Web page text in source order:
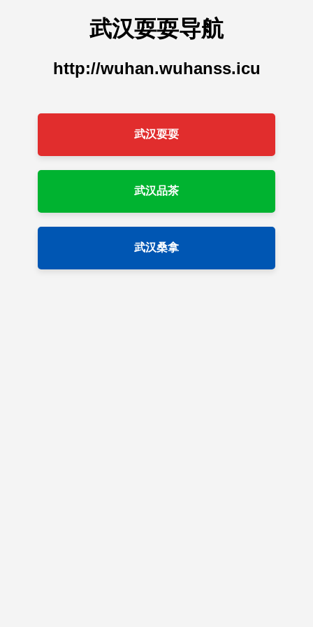
武汉耍耍导航
http://wuhan.wuhanss.icu
武汉耍耍
武汉品茶
武汉桑拿